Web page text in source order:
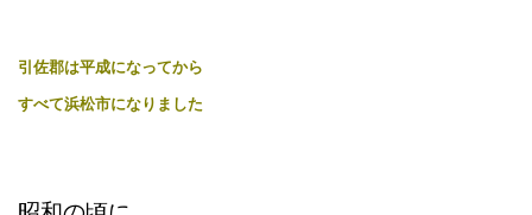
引佐郡は平成になってから
すべて浜松市になりました